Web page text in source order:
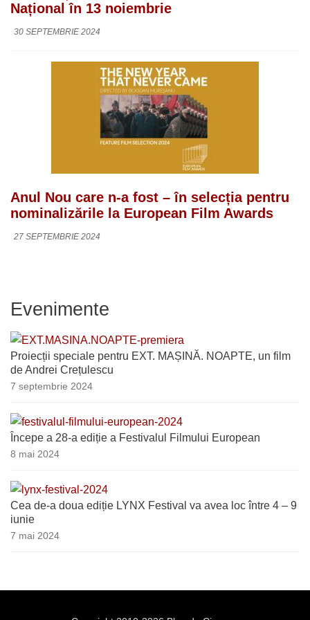
Național în 13 noiembrie
30 SEPTEMBRIE 2024
Anul Nou care n-a fost – în selecția pentru
nominalizările la European Film Awards
27 SEPTEMBRIE 2024
Evenimente
Proiecții speciale pentru EXT. MAȘINĂ. NOAPTE, un film
de Andrei Crețulescu
7 septembrie 2024
Începe a 28-a ediție a Festivalul Filmului European
8 mai 2024
Cea de-a doua ediție LYNX Festival va avea loc între 4 – 9
iunie
7 mai 2024